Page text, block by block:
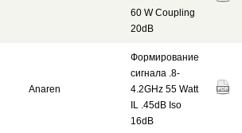
60 W Coupling
20dB
Anaren
Формирование
сигнала .8-
4.2GHz 55 Watt
IL .45dB Iso
16dB